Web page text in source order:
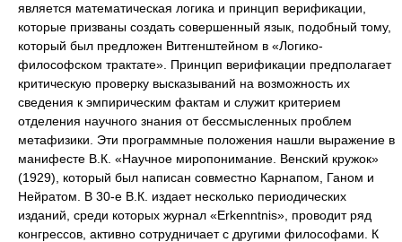
является математическая логика и принцип верификации,
которые призваны создать совершенный язык, подобный тому,
который был предложен Витгенштейном в «Логико-
философском трактате». Принцип верификации предполагает
критическую проверку высказываний на возможность их
сведения к эмпирическим фактам и служит критерием
отделения научного знания от бессмысленных проблем
метафизики. Эти программные положения нашли выражение в
манифесте В.К. «Научное миропонимание. Венский кружок»
(1929), который был написан совместно Карнапом, Ганом и
Нейратом. В 30-е В.К. издает несколько периодических
изданий, среди которых журнал «Erkenntnis», проводит ряд
конгрессов, активно сотрудничает с другими философами. К